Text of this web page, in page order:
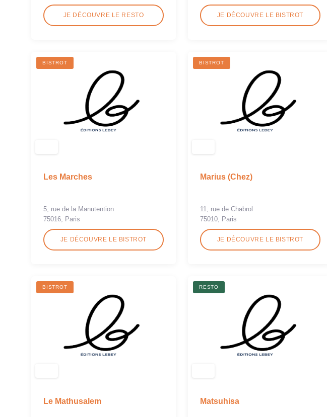
JE DÉCOUVRE LE RESTO JE DÉCOUVRE LE BISTROT
BISTROT
Les Marches
5, rue de la Manutention
75016, Paris
JE DÉCOUVRE LE BISTROT
BISTROT
Marius (Chez)
11, rue de Chabrol
75010, Paris
JE DÉCOUVRE LE BISTROT
BISTROT
Le Mathusalem
RESTO
Matsuhisa